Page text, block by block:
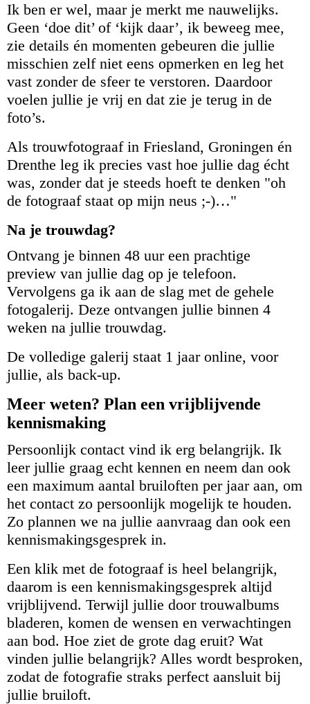
Ik ben er wel, maar je merkt me nauwelijks.
Geen ‘doe dit’ of ‘kijk daar’, ik beweeg mee,
zie details én momenten gebeuren die jullie
misschien zelf niet eens opmerken en leg het
vast zonder de sfeer te verstoren. Daardoor
voelen jullie je vrij en dat zie je terug in de
foto’s.
Als trouwfotograaf in Friesland, Groningen én
Drenthe leg ik precies vast hoe jullie dag écht
was, zonder dat je steeds hoeft te denken "oh
de fotograaf staat op mijn neus ;-)…"
Na je trouwdag?
Ontvang je binnen 48 uur een prachtige
preview van jullie dag op je telefoon.
Vervolgens ga ik aan de slag met de gehele
fotogalerij. Deze ontvangen jullie binnen 4
weken na jullie trouwdag.
De volledige galerij staat 1 jaar online, voor
jullie, als back-up.
Meer weten? Plan een vrijblijvende
kennismaking
Persoonlijk contact vind ik erg belangrijk. Ik
leer jullie graag echt kennen en neem dan ook
een maximum aantal bruiloften per jaar aan, om
het contact zo persoonlijk mogelijk te houden.
Zo plannen we na jullie aanvraag dan ook een
kennismakingsgesprek in.
Een klik met de fotograaf is heel belangrijk,
daarom is een kennismakingsgesprek altijd
vrijblijvend. Terwijl jullie door trouwalbums
bladeren, komen de wensen en verwachtingen
aan bod. Hoe ziet de grote dag eruit? Wat
vinden jullie belangrijk? Alles wordt besproken,
zodat de fotografie straks perfect aansluit bij
jullie bruiloft.